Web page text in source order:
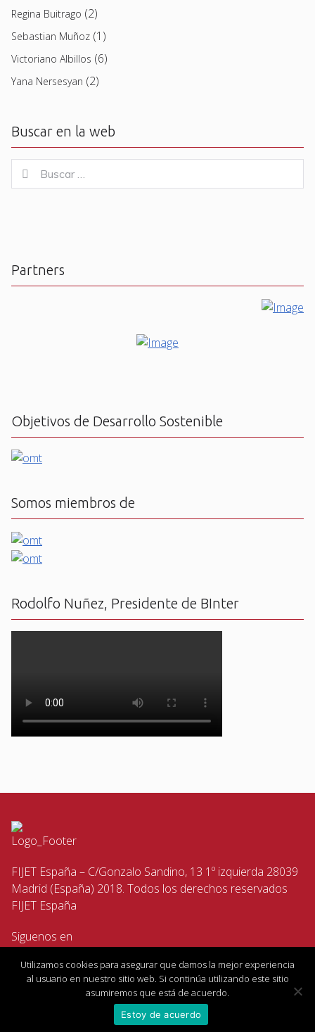
Regina Buitrago (2)
Sebastian Muñoz (1)
Victoriano Albillos (6)
Yana Nersesyan (2)
Buscar en la web
for:
Buscar
Partners
Objetivos de Desarrollo Sostenible
Somos miembros de
Rodolfo Nuñez, Presidente de BInter
FIJET España – C/Gonzalo Sandino, 13 1º izquierda 28039
Madrid (España) 2018. Todos los derechos reservados
FIJET España
Siguenos en
Utilizamos cookies para asegurar que damos la mejor experiencia
al usuario en nuestro sitio web. Si continúa utilizando este sitio
asumiremos que está de acuerdo.
Estoy de acuerdo